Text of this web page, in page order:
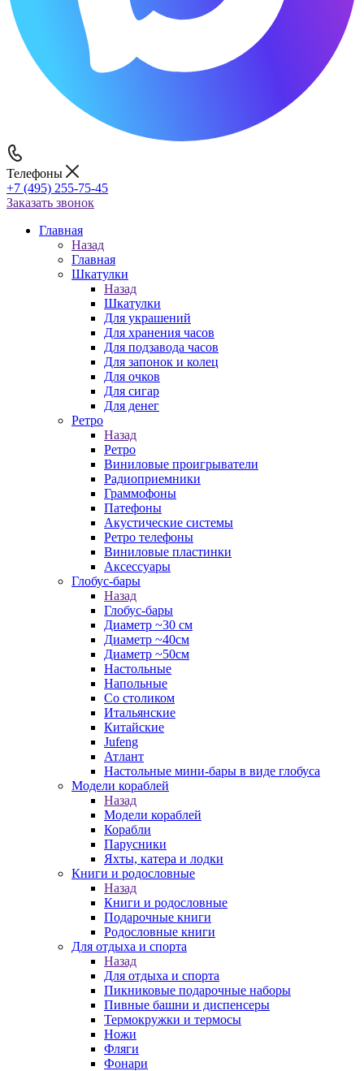
Телефоны
+7 (495) 255-75-45
Заказать звонок
Главная
Назад
Главная
Шкатулки
Назад
Шкатулки
Для украшений
Для хранения часов
Для подзавода часов
Для запонок и колец
Для очков
Для сигар
Для денег
Ретро
Назад
Ретро
Виниловые проигрыватели
Радиоприемники
Граммофоны
Патефоны
Акустические системы
Ретро телефоны
Виниловые пластинки
Аксессуары
Глобус-бары
Назад
Глобус-бары
Диаметр ~30 см
Диаметр ~40см
Диаметр ~50см
Настольные
Напольные
Со столиком
Итальянские
Китайские
Jufeng
Атлант
Настольные мини-бары в виде глобуса
Модели кораблей
Назад
Модели кораблей
Корабли
Парусники
Яхты, катера и лодки
Книги и родословные
Назад
Книги и родословные
Подарочные книги
Родословные книги
Для отдыха и спорта
Назад
Для отдыха и спорта
Пикниковые подарочные наборы
Пивные башни и диспенсеры
Термокружки и термосы
Ножи
Фляги
Фонари